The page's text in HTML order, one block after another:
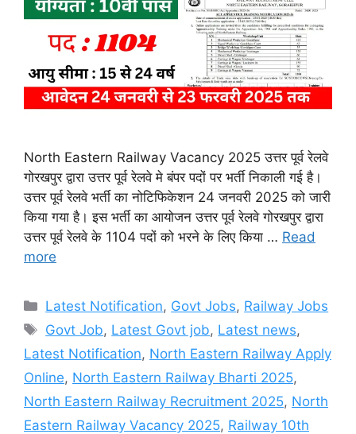
North Eastern Railway Vacancy 2025 उत्तर पूर्व रेलवे
गोरखपुर द्वारा उत्तर पूर्व रेलवे मे बंपर पदों पर भर्ती निकाली गई है।
उत्तर पूर्व रेलवे भर्ती का नोटिफिकेशन 24 जनवरी 2025 को जारी
किया गया है। इस भर्ती का आयोजन उत्तर पूर्व रेलवे गोरखपुर द्वारा
उत्तर पूर्व रेलवे के 1104 पदों को भरने के लिए किया … Read
more
Categories
Latest Notification, Govt Jobs, Railway Jobs
Tags
Govt Job, Latest Govt job, Latest news,
Latest Notification, North Eastern Railway Apply
Online, North Eastern Railway Bharti 2025,
North Eastern Railway Recruitment 2025, North
Eastern Railway Vacancy 2025, Railway 10th